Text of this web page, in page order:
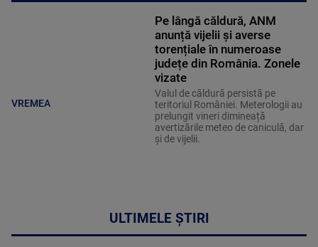
VREMEA
Pe lângă căldură, ANM
anunță vijelii și averse
torențiale în numeroase
județe din România. Zonele
vizate
Valul de căldură persistă pe
teritoriul României. Meterologii au
prelungit vineri dimineață
avertizările meteo de caniculă, dar
și de vijelii.
ULTIMELE ȘTIRI